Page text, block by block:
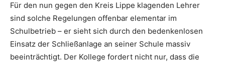
Für den nun gegen den Kreis Lippe klagenden Lehrer
sind solche Regelungen offenbar elementar im
Schulbetrieb – er sieht sich durch den bedenkenlosen
Einsatz der Schließanlage an seiner Schule massiv
beeinträchtigt. Der Kollege fordert nicht nur, dass die